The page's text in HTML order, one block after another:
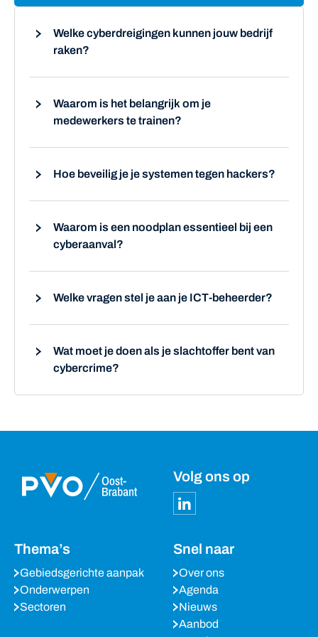
Welke cyberdreigingen kunnen jouw bedrijf
raken?
Waarom is het belangrijk om je
medewerkers te trainen?
Hoe beveilig je je systemen tegen hackers?
Waarom is een noodplan essentieel bij een
cyberaanval?
Welke vragen stel je aan je ICT-beheerder?
Wat moet je doen als je slachtoffer bent van
cybercrime?
Volg ons op
Thema’s
Gebiedsgerichte aanpak
Onderwerpen
Sectoren
Snel naar
Over ons
Agenda
Nieuws
Aanbod